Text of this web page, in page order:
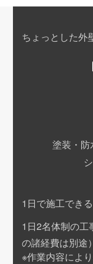
ちょっとした外
塗装・防
1日で施工でき
1日2名体制の工
の諸経費は別途）
※作業内容によ